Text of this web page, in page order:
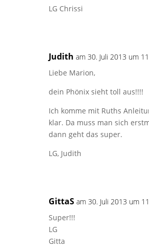
LG Chrissi
Judith am 30. Juli 2013 um
Liebe Marion,
dein Phönix sieht toll aus!!!!
Ich komme mit Ruths
klar. Da muss man sich
dann geht das super.
LG, Judith
GittaS am 30. Juli 2013 um
Super!!!
LG
Gitta